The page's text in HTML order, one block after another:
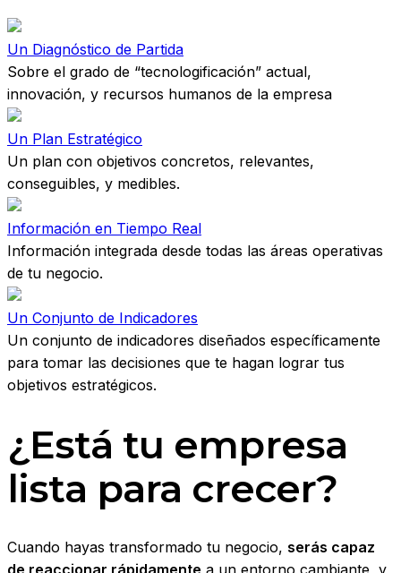
Un Diagnóstico de Partida
Sobre el grado de “tecnologificación” actual,
innovación, y recursos humanos de la empresa
Un Plan Estratégico
Un plan con objetivos concretos, relevantes,
conseguibles, y medibles.
Información en Tiempo Real
Información integrada desde todas las áreas operativas
de tu negocio.
Un Conjunto de Indicadores
Un conjunto de indicadores diseñados específicamente
para tomar las decisiones que te hagan lograr tus
objetivos estratégicos.
¿Está tu empresa
lista para crecer?
Cuando hayas transformado tu negocio, serás capaz
de reaccionar rápidamente a un entorno cambiante, y